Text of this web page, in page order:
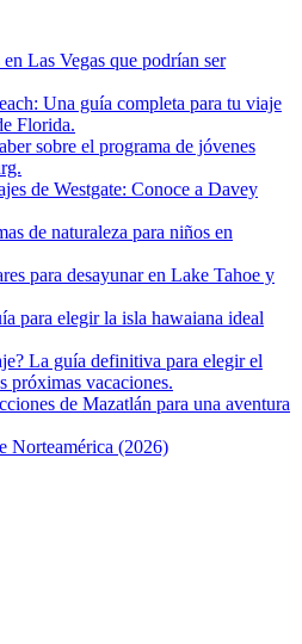
Las Vegas que podrían ser
Una guía completa para tu viaje
Florida.
sobre el programa de jóvenes
de Westgate: Conoce a Davey
de naturaleza para niños en
para desayunar en Lake Tahoe y
para elegir la isla hawaiana ideal
La guía definitiva para elegir el
próximas vacaciones.
de Mazatlán para una aventura
Norteamérica (2026)